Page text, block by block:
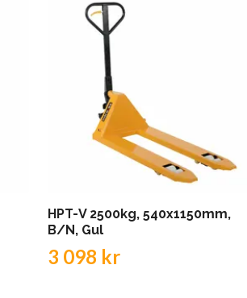
HPT-V 2500kg, 540x1150mm,
B/N, Gul
3 098 kr